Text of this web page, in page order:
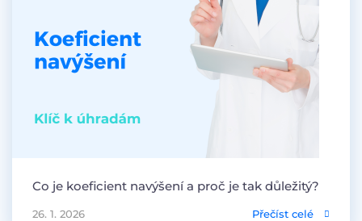
Co je koeficient navýšení a proč je tak důležitý?
26. 1. 2026 Přečíst celé